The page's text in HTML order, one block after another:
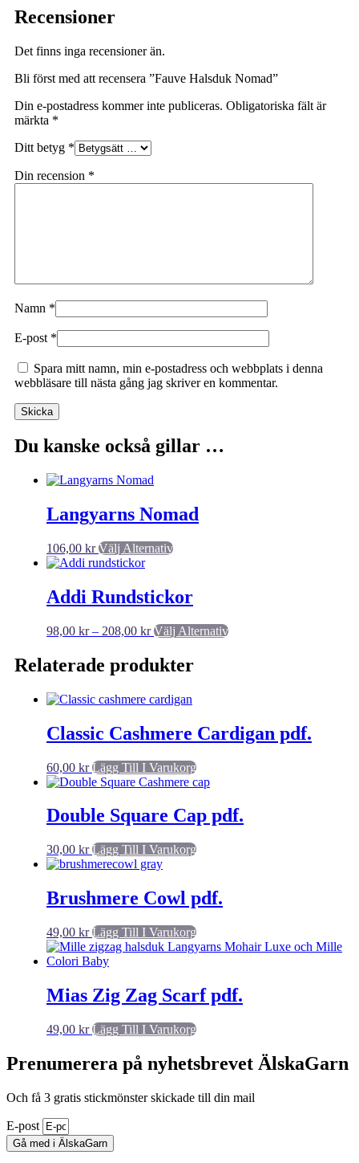
Recensioner
Det finns inga recensioner än.
Bli först med att recensera ”Fauve Halsduk Nomad”
Din e-postadress kommer inte publiceras. Obligatoriska fält är
märkta *
Ditt betyg *
Din recension *
Namn *
E-post *
Spara mitt namn, min e-postadress och webbplats i denna
webbläsare till nästa gång jag skriver en kommentar.
Du kanske också gillar …
Langyarns Nomad
106,00 kr Välj Alternativ
har
flera
De
alternativen
på
Addi Rundstickor
98,00 kr – 208,00 krPrisintervall:
till
208,00 kr
Välj Alternativ
olika
alternativen
Relaterade produkter
Classic Cashmere Cardigan pdf.
60,00 kr Lägg Till I Varukorg
Double Square Cap pdf.
30,00 kr Lägg Till I Varukorg
Brushmere Cowl pdf.
49,00 kr Lägg Till I Varukorg
Mias Zig Zag Scarf pdf.
49,00 kr Lägg Till I Varukorg
Prenumerera på nyhetsbrevet ÄlskaGarn
Och få 3 gratis stickmönster skickade till din mail
E-post
Gå med i ÄlskaGarn